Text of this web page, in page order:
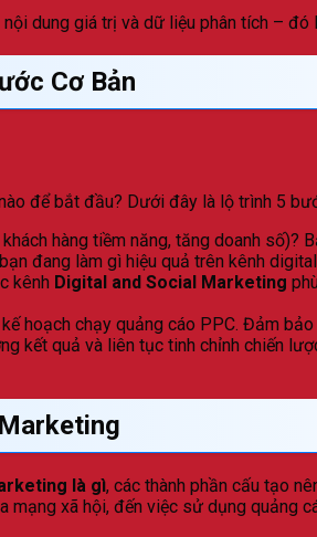
dung giá trị và dữ liệu phân tích – đó
Cơ Bản
để bắt đầu? Dưới đây là lộ trình 5
hàng tiềm năng, tăng doanh số)?
đang làm gì hiệu quả trên kênh
kênh Digital and Social Marketing
hoạch chạy quảng cáo PPC. Đảm
kết quả và liên tục tinh chỉnh chiến
là gì, các thành phần cấu tạo
xã hội, đến việc sử dụng quảng